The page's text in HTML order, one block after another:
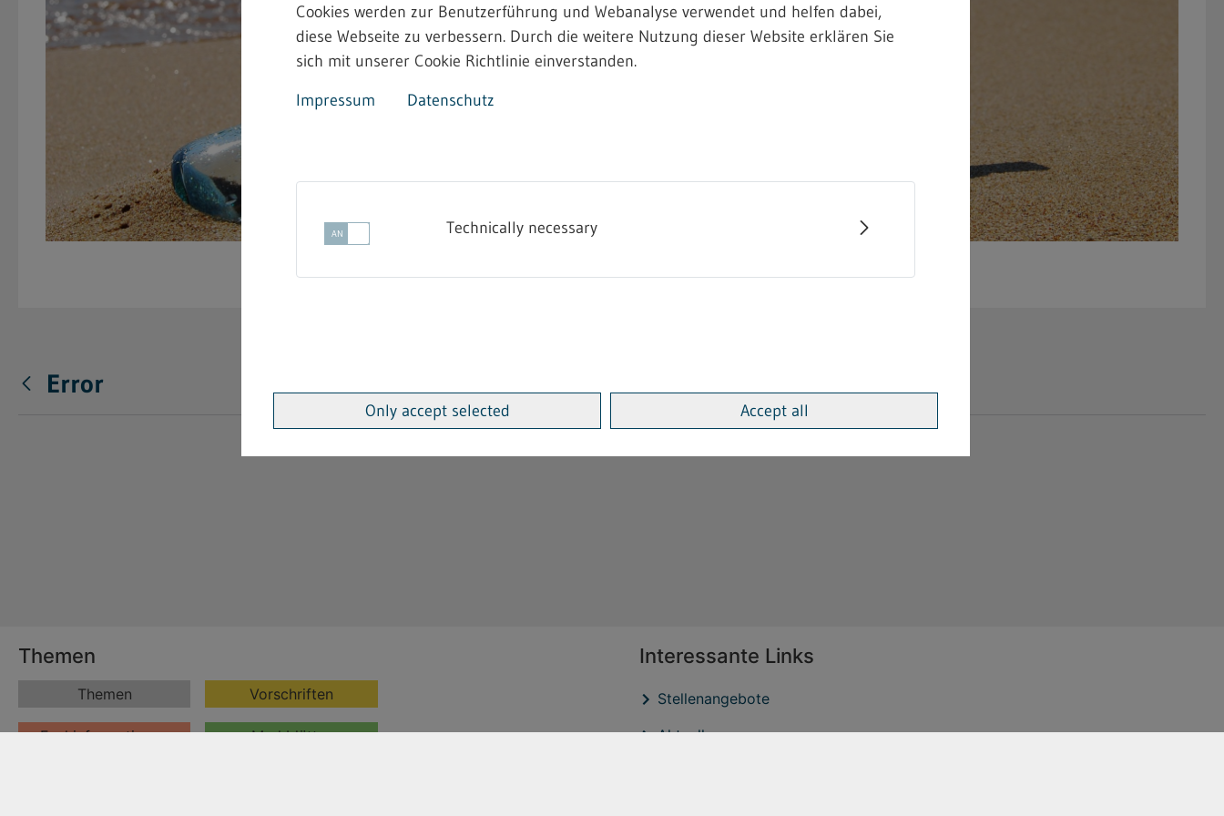
Error
Cookies werden zur Benutzerführung und Webanalyse verwendet und helfen dabei,
diese Webseite zu verbessern. Durch die weitere Nutzung dieser Website erklären Sie
sich mit unserer Cookie Richtlinie einverstanden.
Impressum
Datenschutz
Technically necessary
Only accept selected Accept all
Themen
Themen Vorschriften
Fachinformationen Merkblätter
Interessante Links
Stellenangebote
Aktuelles